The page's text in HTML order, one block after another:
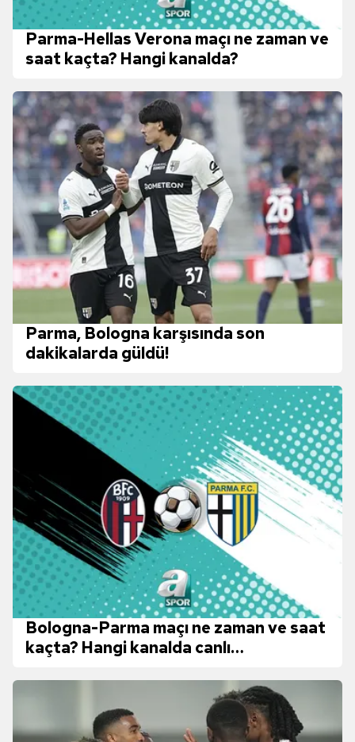
Parma-Hellas Verona maçı ne zaman ve
saat kaçta? Hangi kanalda?
Parma, Bologna karşısında son
dakikalarda güldü!
Bologna-Parma maçı ne zaman ve saat
kaçta? Hangi kanalda canlı